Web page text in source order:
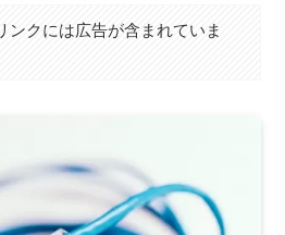
ンクには広告が含まれていま